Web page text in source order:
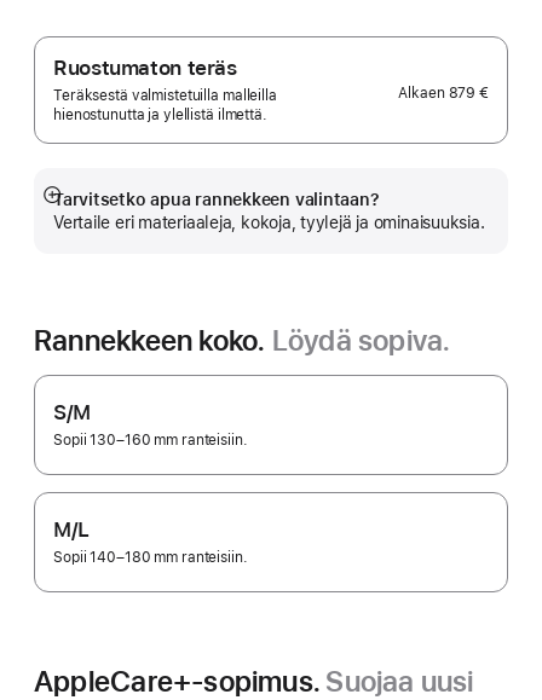
Ruostumaton teräs
Teräksestä valmistetuilla malleilla
hienostunutta ja ylellistä ilmettä.
Alkaen 879 €
Tarvitsetko apua rannekkeen valintaan?
Vertaile eri materiaaleja, kokoja, tyylejä ja ominaisuuksia.
Näytä
lisää
Rannekkeen koko. Löydä sopiva.
S/M
Sopii 130–160 mm ranteisiin.
M/L
Sopii 140–180 mm ranteisiin.
AppleCare+-sopimus. Suojaa uusi